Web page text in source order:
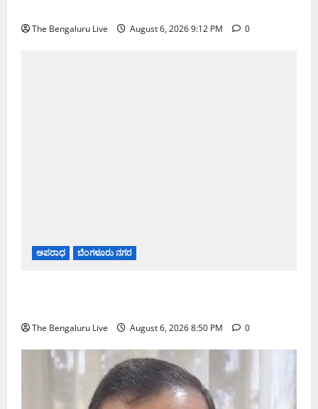
The Bengaluru Live August 6, 2026 9:12 PM 0
ಅಪರಾಧ ಬೆಂಗಳೂರು ನಗರ
The Bengaluru Live August 6, 2026 8:50 PM 0